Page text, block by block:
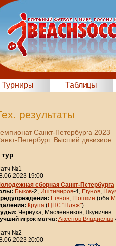
Турниры Таблицы
результаты
Санкт-Петербурга 2023
Петербург. Высший дивизион
тур
№1
19:00
сборная Санкт-Петербурга
Быков-2, Иштимиров-4, Егунов,
Егунов, Шошкин (оба
Крупа (ЦПС "Пляж").
Чернуха, Масленников, Якуничев
игрок матча: Аксенов Владислав
№2
20:00